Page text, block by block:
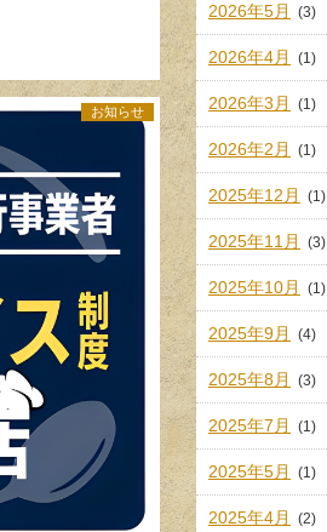
お知らせ
2026年5月 (3)
2026年4月 (1)
2026年3月 (1)
2026年2月 (1)
2025年12月 (1)
2025年11月 (3)
2025年10月 (1)
2025年9月 (4)
2025年8月 (3)
2025年7月 (1)
2025年5月 (1)
2025年4月 (2)